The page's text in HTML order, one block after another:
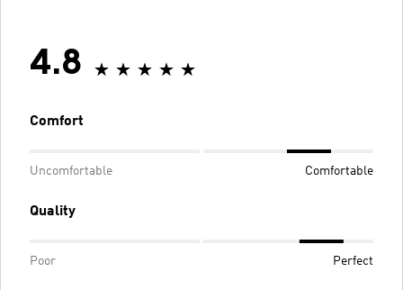
4.8
Comfort
Uncomfortable Comfortable
Quality
Poor Perfect